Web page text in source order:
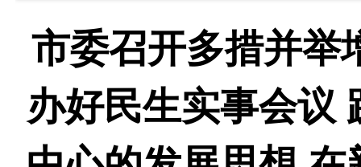
市委召开多措并举
办好民生实事会议